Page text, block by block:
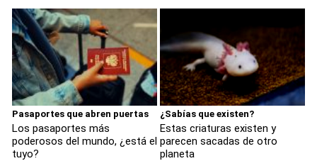
Pasaportes que abren puertas
Los pasaportes más
poderosos del mundo, ¿está el
tuyo?
¿Sabías que existen?
Estas criaturas existen y
parecen sacadas de otro
planeta